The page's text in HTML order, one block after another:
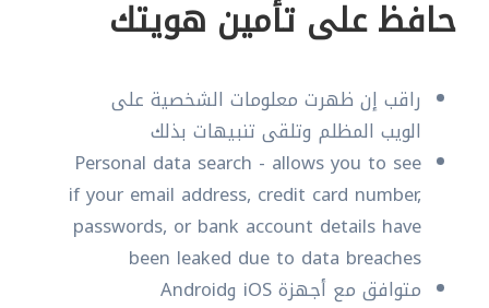
حافظ على تأمين هويتك
راقب إن ظهرت معلومات الشخصية على
الويب المظلم وتلقى تنبيهات بذلك
Personal data search - allows you to see
if your email address, credit card number,
passwords, or bank account details have
been leaked due to data breaches
متوافق مع أجهزة iOS وAndroid